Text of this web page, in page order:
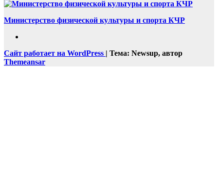
Министерство физической культуры и спорта КЧР
Сайт работает на WordPress | Тема: Newsup, автор
Themeansar